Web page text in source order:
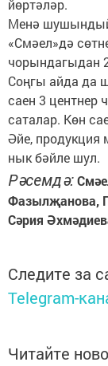
йөртәләр.
Менә шушындый
«Смәел»дә
чорындагыдан
Соңгы айда да
саен 3 центнер
саталар. Көн
Әйе,
нык бәйле шул.
Рәсемдә:
Фазылҗанова,
Сәрия
Следите за
Telegram-
Читайте